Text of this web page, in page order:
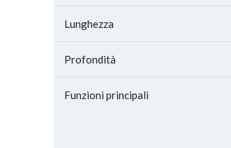
Lunghezza
Profondità
Funzioni principali